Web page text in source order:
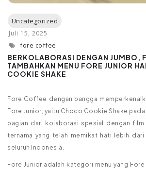
BERKOLABORASI DENGAN JUMBO,
TAMBAHKAN MENU FORE JUNIOR
COOKIE SHAKE
fore coffee
Fore Coffee dengan bangga
Fore Junior, yaitu Choco Cookie Shake pada
bagian dari kolaborasi spesial dengan film
ternama yang telah memikat hati lebih
seluruh Indonesia.
Fore Junior adalah kategori menu yang